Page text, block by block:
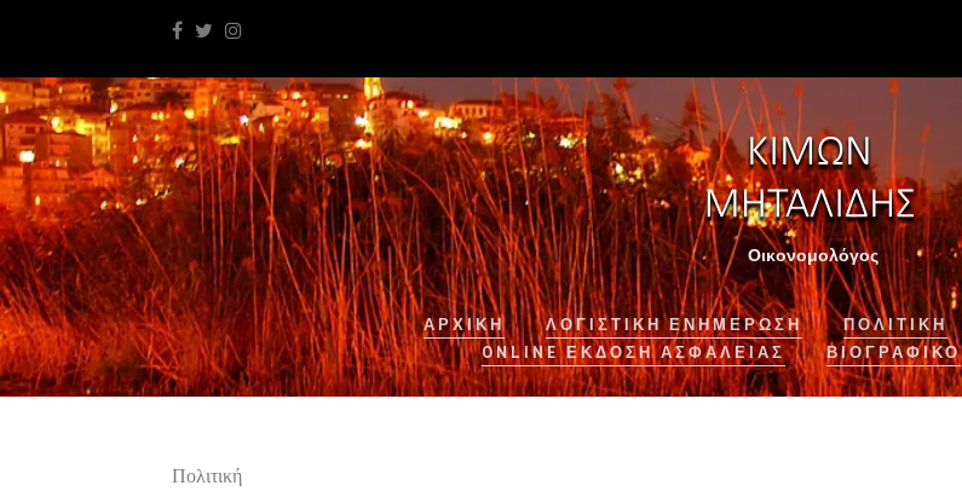
Οικονομολόγος
ΑΡΧΙΚΉ ΛΟΓΙΣΤΙΚΉ ΕΝΗΜΈΡΩΣΗ ΠΟΛΙΤΙΚΗ
ONLINE ΈΚΔΟΣΗ ΑΣΦΆΛΕΙΑΣ
ΒΙΟΓΡΑΦΙΚΌ
Πολιτική